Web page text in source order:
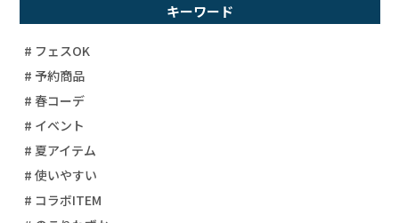
キーワード
# フェスOK
# 予約商品
# 春コーデ
# イベント
# 夏アイテム
# 使いやすい
# コラボITEM